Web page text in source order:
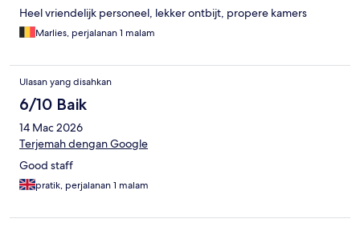
Heel vriendelijk personeel, lekker ontbijt, propere kamers
Marlies, perjalanan 1 malam
Ulasan yang disahkan
6/10 Baik
14 Mac 2026
Terjemah dengan Google
Good staff
pratik, perjalanan 1 malam